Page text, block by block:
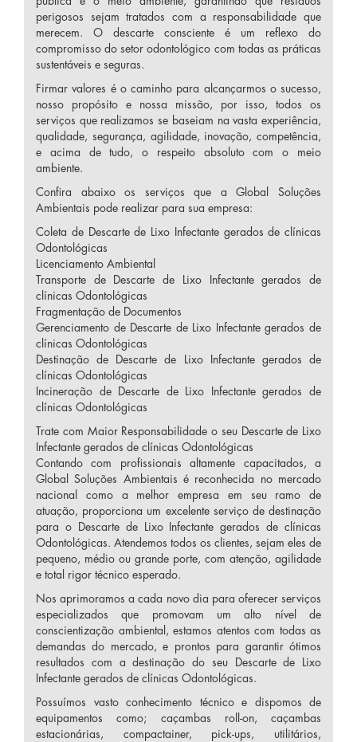
perigosos sejam tratados com a responsabilidade que
merecem. O descarte consciente é um reflexo do
compromisso do setor odontológico com todas as práticas
sustentáveis e seguras.
Firmar valores é o caminho para alcançarmos o sucesso,
nosso propósito e nossa missão, por isso, todos os
serviços que realizamos se baseiam na vasta experiência,
qualidade, segurança, agilidade, inovação, competência,
e acima de tudo, o respeito absoluto com o meio
ambiente.
Confira abaixo os serviços que a Global Soluções
Ambientais pode realizar para sua empresa:
Coleta de Descarte de Lixo Infectante gerados de clínicas
Odontológicas
Licenciamento Ambiental
Transporte de Descarte de Lixo Infectante gerados de
clínicas Odontológicas
Fragmentação de Documentos
Gerenciamento de Descarte de Lixo Infectante gerados de
clínicas Odontológicas
Destinação de Descarte de Lixo Infectante gerados de
clínicas Odontológicas
Incineração de Descarte de Lixo Infectante gerados de
clínicas Odontológicas
Trate com Maior Responsabilidade o seu Descarte de Lixo
Infectante gerados de clínicas Odontológicas
Contando com profissionais altamente capacitados, a
Global Soluções Ambientais é reconhecida no mercado
nacional como a melhor empresa em seu ramo de
atuação, proporciona um excelente serviço de destinação
para o Descarte de Lixo Infectante gerados de clínicas
Odontológicas. Atendemos todos os clientes, sejam eles de
pequeno, médio ou grande porte, com atenção, agilidade
e total rigor técnico esperado.
Nos aprimoramos a cada novo dia para oferecer serviços
especializados que promovam um alto nível de
conscientização ambiental, estamos atentos com todas as
demandas do mercado, e prontos para garantir ótimos
resultados com a destinação do seu Descarte de Lixo
Infectante gerados de clínicas Odontológicas.
Possuímos vasto conhecimento técnico e dispomos de
equipamentos como; caçambas roll-on, caçambas
estacionárias, compactainer, pick-ups, utilitários,